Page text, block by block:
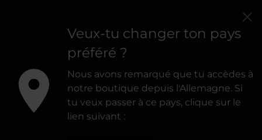
Veux-tu changer ton pays
préféré ?
Nous avons remarqué que tu accèdes à
notre boutique depuis l'Allemagne. Si
tu veux passer à ce pays, clique sur le
lien suivant :